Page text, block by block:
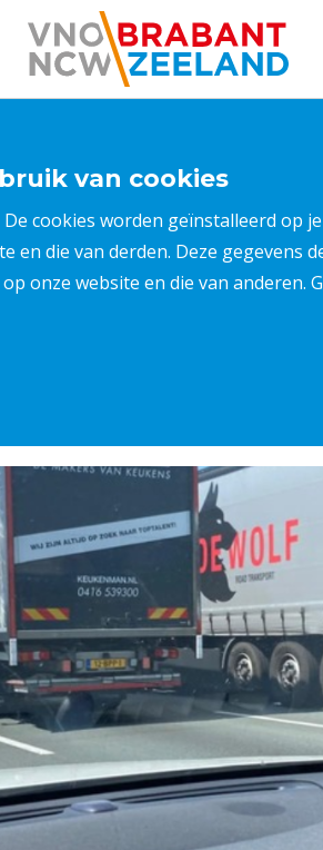
van cookies
cookies worden geïnstalleerd op
die van derden. Deze gegevens
onze website en die van